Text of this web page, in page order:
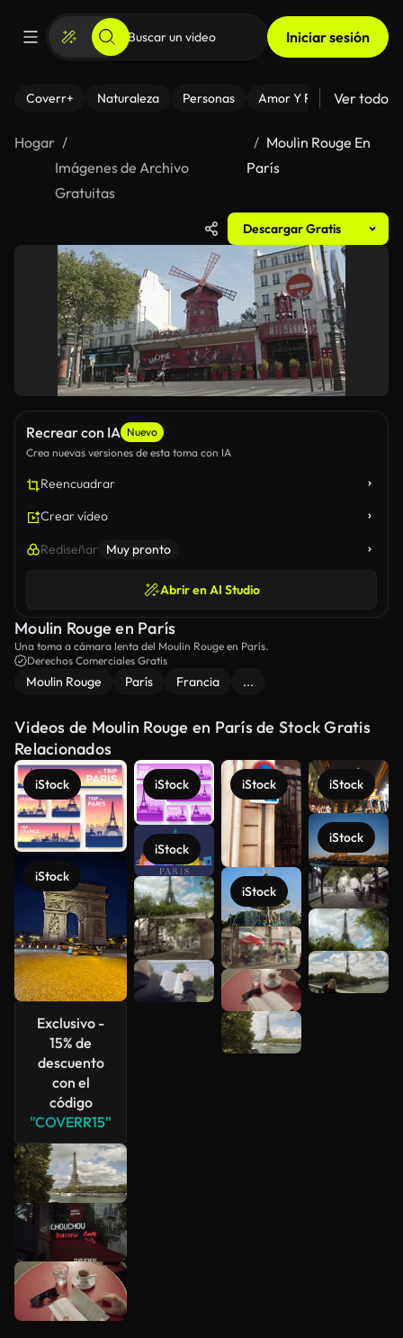
Iniciar sesión
Coverr+ Naturaleza Personas Amor Y Relaciones
Ver todo
Hogar
Imágenes de Archivo
Gratuitas
Moulin Rouge En
París
Descargar Gratis
Recrear con IA Nuevo
Crea nuevas versiones de esta toma con IA
Reencuadrar
Crear vídeo
Rediseñar Muy pronto
Abrir en AI Studio
Moulin Rouge en París
Una toma a cámara lenta del Moulin Rouge en París.
Derechos Comerciales Gratis
Moulin Rouge París Francia ...
Videos de Moulin Rouge en París de Stock Gratis
Relacionados
iStock
iStock
Exclusivo -
15% de
descuento
con el
código
"COVERR15"
iStock
iStock
iStock
iStock
iStock
iStock
Ver más